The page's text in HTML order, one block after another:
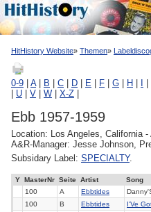
HitHistory Website Themen
0-9 A| B C D E F G H
U V W X-Z
Ebb 1957-1959
Location: Los Angeles, California
A&R-Manager: Jesse Johnson,
Subsidary Label: SPECIALTY.
Y MasterNr Seite Artist Song
100
A Ebbtides
100
B Ebbtides I'Ve